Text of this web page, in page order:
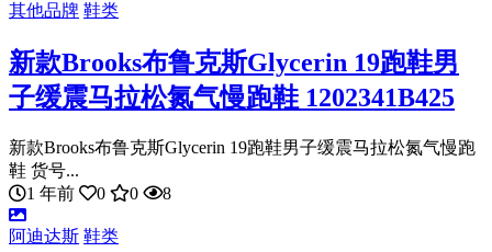
其他品牌 鞋类
新款Brooks布鲁克斯Glycerin 19跑鞋男
子缓震马拉松氮气慢跑鞋 1202341B425
新款Brooks布鲁克斯Glycerin 19跑鞋男子缓震马拉松氮气慢跑
鞋 货号...
1 年前
0 0 8
阿迪达斯 鞋类